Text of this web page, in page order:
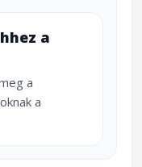
a
a
a